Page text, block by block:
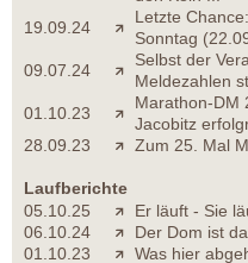
19.09.24
Letzte
Sonntag
09.07.24
Selbst der
Meldezahlen
01.10.23
Marathon-DM
Jacobitz
28.09.23
Zum 25. Mal
Laufberichte
05.10.25
Er läuft - Sie
06.10.24
Der Dom ist
01.10.23
Was hier